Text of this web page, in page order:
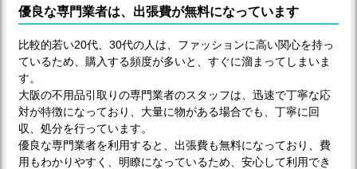
優良な専門業者は、出張費が無料になっています
比較的若い20代、30代の人は、ファッションに高い関心を持っ
ているため、購入する頻度が多いと、すぐに溜まってしまいま
す。
大阪の不用品引取りの専門業者のスタッフは、迅速で丁寧な応
対が特徴になっており、大量に物がある場合でも、丁寧に回
収、処分を行っています。
優良な専門業者を利用すると、出張費も無料になっており、費
用もわかりやすく、明瞭になっているため、安心して利用でき